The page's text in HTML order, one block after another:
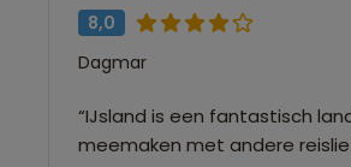
8,0
Dagmar
“IJsland is een fantastisch
meemaken met andere